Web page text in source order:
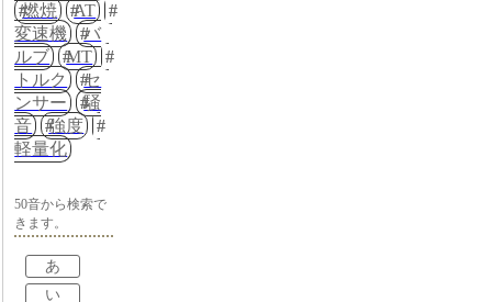
燃焼
AT
変速機
バ
ルブ
MT
トルク
セ
ンサー
騒
音
強度
軽量化
50音から検索で
きます。
あ
い